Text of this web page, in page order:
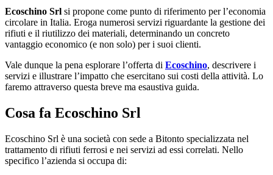
Ecoschino Srl si propone come punto di riferimento per l’economia
circolare in Italia. Eroga numerosi servizi riguardante la gestione dei
rifiuti e il riutilizzo dei materiali, determinando un concreto
vantaggio economico (e non solo) per i suoi clienti.
Vale dunque la pena esplorare l’offerta di Ecoschino, descrivere i
servizi e illustrare l’impatto che esercitano sui costi della attività. Lo
faremo attraverso questa breve ma esaustiva guida.
Cosa fa Ecoschino Srl
Ecoschino Srl è una società con sede a Bitonto specializzata nel
trattamento di rifiuti ferrosi e nei servizi ad essi correlati. Nello
specifico l’azienda si occupa di: